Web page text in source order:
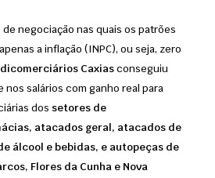
negociação nas quais os patrões
a inflação (INPC), ou seja, zero
Caxiasconseguiu
salários com ganho real para
dos setores de
atacados geral, atacados de
álcool e bebidas, e autopeças de
Flores da Cunha e Nova